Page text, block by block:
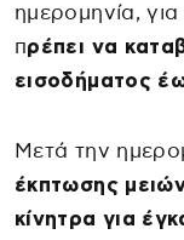
ημερομηνία,
πρέπει να
εισοδήματος
Μετά την
έκπτωσης
κίνητρα για